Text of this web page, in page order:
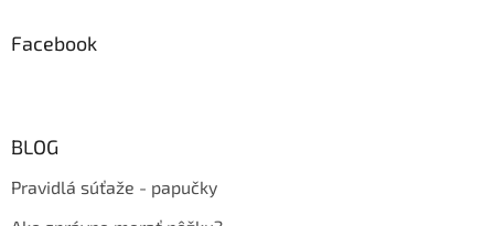
Facebook
BLOG
Pravidlá súťaže - papučky